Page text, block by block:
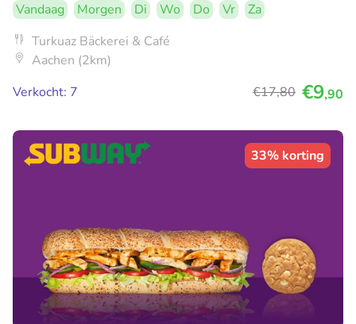
Vandaag Morgen Di Wo Do Vr
Za
Turkuaz Bäckerei & Café
Aachen (2km)
Verkocht: 7
€17,80 €9,90
33% korting